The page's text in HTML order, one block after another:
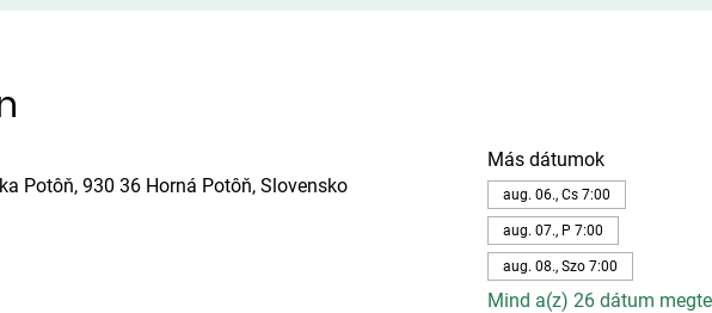
Potôň, 930 36 Horná Potôň, Slovensko
Más dátumok
aug. 06., Cs 7:00
aug. 07., P 7:00
aug. 08., Szo 7:00
Mind a(z) 26 dátum